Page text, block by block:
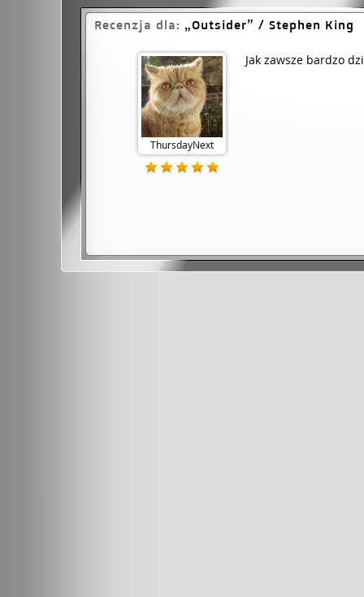
Recenzja dla: Outsider / Stephen King
ThursdayNext
Jak zawsze bardzo